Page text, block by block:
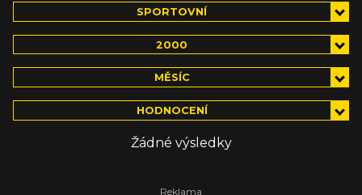
SPORTOVNÍ
2000
MĚSÍC
HODNOCENÍ
Žádné výsledky